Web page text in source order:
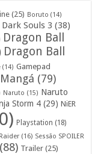
(25) Boruto (14)
Dark Souls 3 (38)
Dragon Ball
Dragon Ball
(14) Gamepad
Mangá (79)
Naruto (15) Naruto
Storm 4 (29) NiER
Playstation (18)
(16) Sessão SPOILER
(88) Trailer (25)